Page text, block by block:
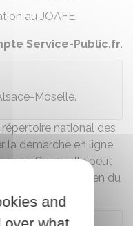
au JOAFE.
Service-Public.fr.
Moselle.
national des
la démarche en ligne,
Sinon, elle peut
au moyen du
and
over what